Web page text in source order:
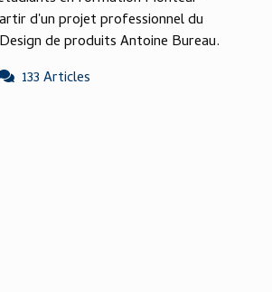
d'un projet professionnel du
de produits Antoine Bureau.
133 Articles